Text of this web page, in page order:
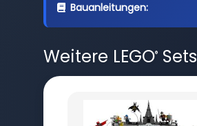
Bauanleitungen:
Weitere LEGO®Sets